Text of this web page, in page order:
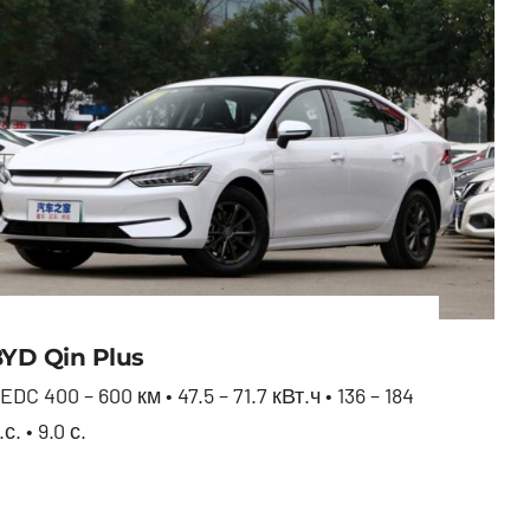
Qin Plus
400 – 600 км • 47.5 – 71.7 кВт.ч • 136 – 184
• 9.0 с.